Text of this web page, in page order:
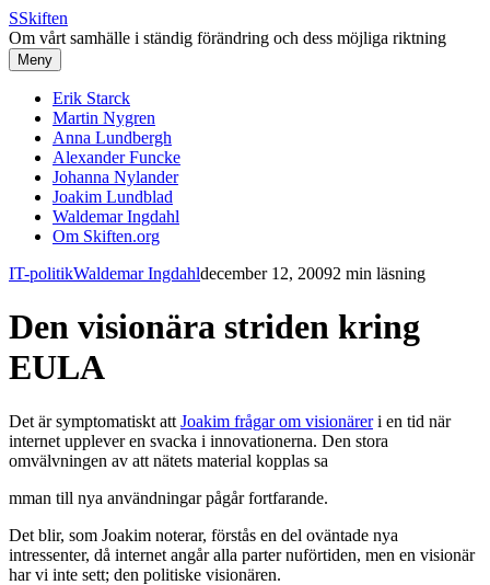
SSkiften
Om vårt samhälle i ständig förändring och dess möjliga riktning
Meny
Erik Starck
Martin Nygren
Anna Lundbergh
Alexander Funcke
Johanna Nylander
Joakim Lundblad
Waldemar Ingdahl
Om Skiften.org
IT-politikWaldemar Ingdahldecember 12, 20092 min läsning
Den visionära striden kring
EULA
Det är symptomatiskt att Joakim frågar om visionäreri en tid när
internet upplever en svacka i innovationerna. Den stora
omvälvningen av att nätets material kopplas sa
mman till nya användningar pågår fortfarande.
Det blir, som Joakim noterar, förstås en del oväntade nya
intressenter, då internet angår alla parter nuförtiden, men en visionär
har vi inte sett; den politiske visionären.